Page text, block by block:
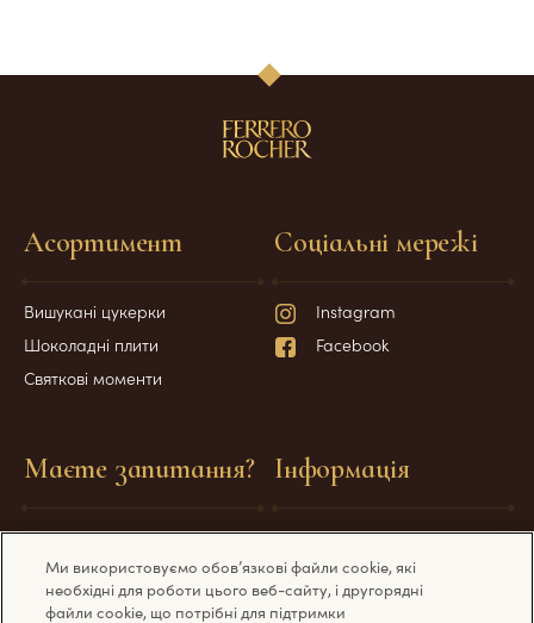
Асортимент
Вишукані цукерки
Шоколадні плити
Святкові моменти
Маєте запитання?
Поширені питання
Зв'яжіться з нами
Інформація
Технічні вимоги
Політика конфіденційності
Політика використання cookie
Соціальні мережі
Instagram
Facebook
Ми використовуємо обов’язкові файли cookie, які
необхідні для роботи цього веб-сайту, і другорядні
файли cookie, що потрібні для підтримки